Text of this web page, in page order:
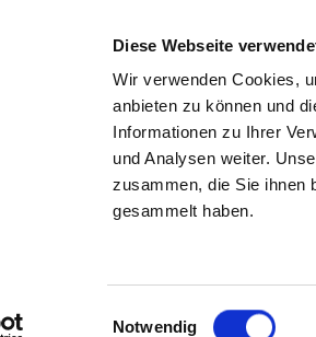
Diese Webseite
Wir verwenden Cookies,
anbieten zu können und
Informationen zu Ihrer
und Analysen weiter.
zusammen, die Sie ihnen
gesammelt haben.
Einwilligungsauswahl
Notwendig
Zur Krankenhaus-Startseite